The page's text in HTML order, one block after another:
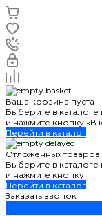
Ваша корзина пуста
Выберите в
и нажмите кнопку «В
Перейти в каталог
Отложенных товаров
Выберите в
и нажмите кнопку
Перейти в каталог
Заказать звонок